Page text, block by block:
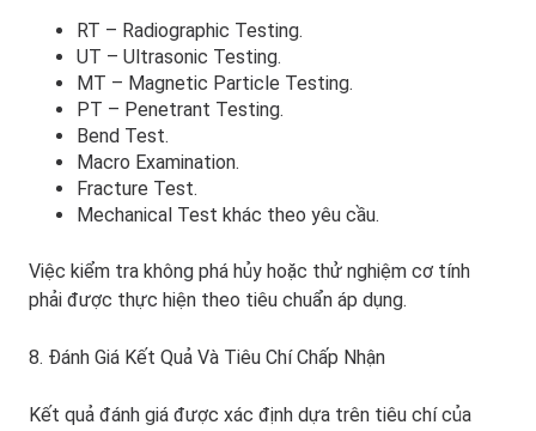
RT – Radiographic Testing.
UT – Ultrasonic Testing.
MT – Magnetic Particle Testing.
PT – Penetrant Testing.
Bend Test.
Macro Examination.
Fracture Test.
Mechanical Test khác theo yêu cầu.
Việc kiểm tra không phá hủy hoặc thử nghiệm cơ tính
phải được thực hiện theo tiêu chuẩn áp dụng.
8. Đánh Giá Kết Quả Và Tiêu Chí Chấp Nhận
Kết quả đánh giá được xác định dựa trên tiêu chí của